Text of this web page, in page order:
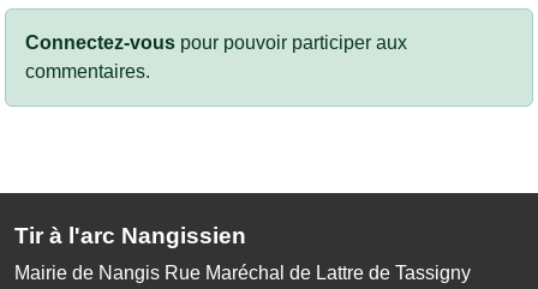
Connectez-vous pour pouvoir participer aux
commentaires.
Tir à l'arc Nangissien
Mairie de Nangis Rue Maréchal de Lattre de Tassigny